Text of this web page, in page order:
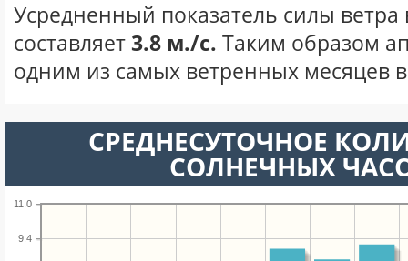
Усредненный показатель силы ветра
составляет3.8 м./с. Таким образом
одним из самых ветренных месяцев в
СРЕДНЕСУТОЧНОЕ
СОЛНЕЧНЫХ
9.4
11.0